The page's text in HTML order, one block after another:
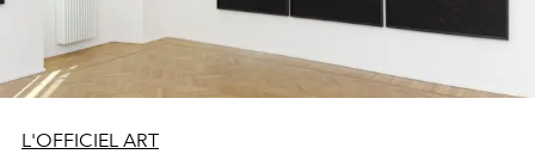
L'OFFICIEL ART